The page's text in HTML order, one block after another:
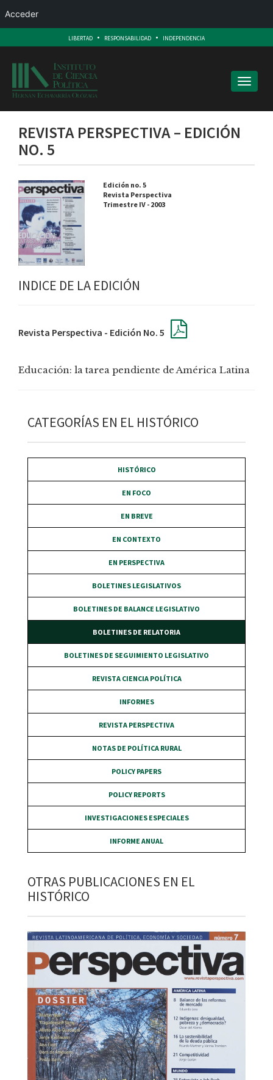
LIBERTAD . RESPONSABILIDAD . INDEPENDENCIA
Toggle
REVISTA PERSPECTIVA – EDICIÓN
NO. 5
Edición no. 5
Revista Perspectiva
Trimestre IV - 2003
INDICE DE LA EDICIÓN
Revista Perspectiva - Edición No. 5
Educación: la tarea pendiente de América Latina
CATEGORÍAS EN EL HISTÓRICO
HISTÓRICO
EN FOCO
EN BREVE
EN CONTEXTO
EN PERSPECTIVA
BOLETINES LEGISLATIVOS
BOLETINES DE BALANCE LEGISLATIVO
BOLETINES DE RELATORIA
BOLETINES DE SEGUIMIENTO LEGISLATIVO
REVISTA CIENCIA POLÍTICA
INFORMES
REVISTA PERSPECTIVA
NOTAS DE POLÍTICA RURAL
POLICY PAPERS
POLICY REPORTS
INVESTIGACIONES ESPECIALES
INFORME ANUAL
OTRAS PUBLICACIONES EN EL
HISTÓRICO
Acceder